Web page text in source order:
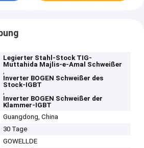
Legierter Stahl-Stock TIG-
Muttahida Majlis-e-Amal Schweißer
,
Inverter BOGEN Schweißer des
Stock-IGBT
,
Inverter BOGEN Schweißer der
Klammer-IGBT
Guangdong, China
30 Tage
GOWELLDE